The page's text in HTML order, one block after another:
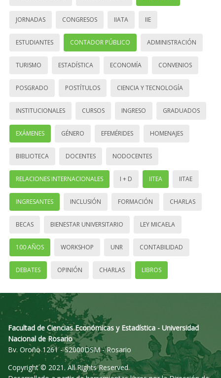
JORNADAS CONGRESOS IIATA IIE
ESTUDIANTES CONTADOR PÚBLICO ADMINISTRACIÓN
TURISMO ESTADÍSTICA ECONOMÍA CONVENIOS
POSGRADO POSTÍTULOS CIENCIA Y TECNOLOGÍA
INSTITUCIONALES CURSOS INGRESO GRADUADOS
EXÁMENES GÉNERO EFEMÉRIDES HOMENAJES
BIBLIOTECA DOCENTES NODOCENTES
RELACIONES INTERNACIONALES I + D IITEA IITAE
INGRESANTES INCLUSIÓN FORMACIÓN CHARLAS
BECAS BIENESTAR UNIVERSITARIO LEY MICAELA
100 AÑOS WORKSHOP UNR CONTABILIDAD
DEBATES OPINIÓN CHARLAS LIBROS
Facultad de Ciencias Económicas y Estadística - Universidad
Nacional de Rosario
Bv. Oroño 1261 - S2000DSM - Rosario
Copyright © 2021. All Rights Reserved.